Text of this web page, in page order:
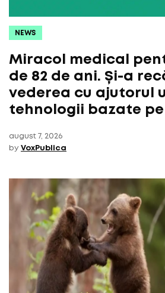
NEWS
Miracol medical
de 82 de ani. Și-a
vederea cu ajutorul
tehnologii bazate pe
august 7, 2026
by VoxPublica